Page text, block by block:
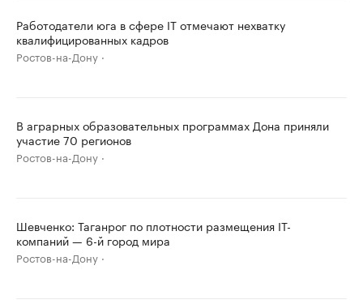
Работодатели юга в сфере IT отмечают нехватку
квалифицированных кадров
Ростов-на-Дону
В аграрных образовательных программах Дона приняли
участие 70 регионов
Ростов-на-Дону
Шевченко: Таганрог по плотности размещения IT-
компаний — 6-й город мира
Ростов-на-Дону